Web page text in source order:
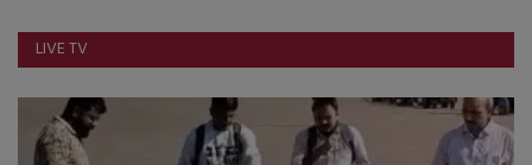
નાણાંકીય સમાચાર
સ્થાનિક સમાચાર
સ્પોર્ટ્સ
LIVE TV